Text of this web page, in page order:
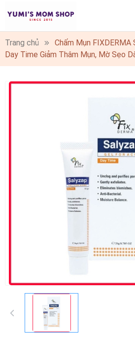
0
Trang chủ
Chấm Mụn FIXDERMA
Day Time Giảm Thâm Mụn, Mờ Sẹo